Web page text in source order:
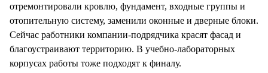
отремонтировали кровлю, фундамент, входные группы и
отопительную систему, заменили оконные и дверные блоки.
Сейчас работники компании-подрядчика красят фасад и
благоустраивают территорию. В учебно-лабораторных
корпусах работы тоже подходят к финалу.